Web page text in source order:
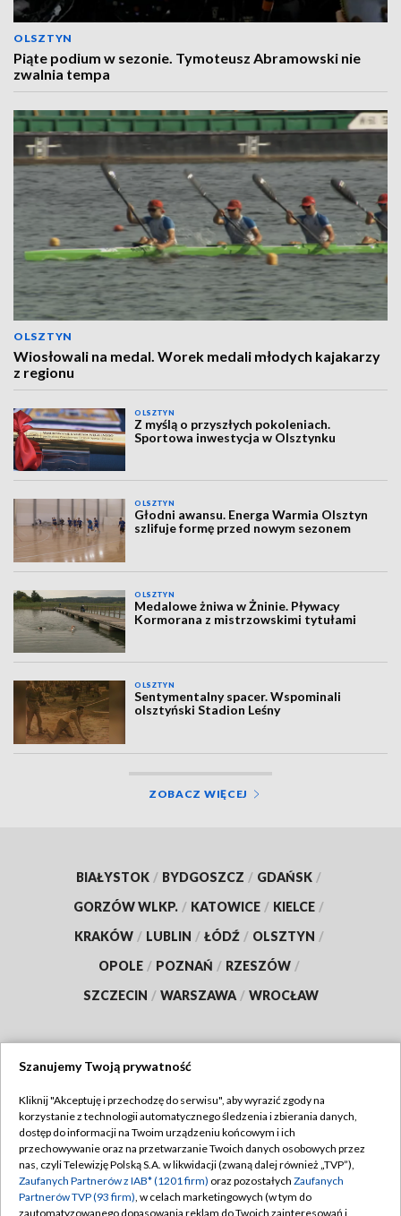
OLSZTYN
Piąte podium w sezonie. Tymoteusz Abramowski nie
zwalnia tempa
OLSZTYN
Wiosłowali na medal. Worek medali młodych kajakarzy
z regionu
OLSZTYN
Z myślą o przyszłych pokoleniach.
Sportowa inwestycja w Olsztynku
OLSZTYN
Głodni awansu. Energa Warmia Olsztyn
szlifuje formę przed nowym sezonem
OLSZTYN
Medalowe żniwa w Żninie. Pływacy
Kormorana z mistrzowskimi tytułami
OLSZTYN
Sentymentalny spacer. Wspominali
olsztyński Stadion Leśny
ZOBACZ WIĘCEJ
BIAŁYSTOK / BYDGOSZCZ / GDAŃSK /
GORZÓW WLKP. / KATOWICE / KIELCE /
KRAKÓW / LUBLIN / ŁÓDŹ / OLSZTYN /
OPOLE / POZNAŃ / RZESZÓW /
SZCZECIN / WARSZAWA / WROCŁAW
TVP
Abonament TVP
Emisja w TVP
Centrum informacji TVP
Regulamin TVP
Polityka prywatności
Moje zgody
Szanujemy Twoją prywatność
Kliknij "Akceptuję i przechodzę do serwisu", aby wyrazić zgody na
korzystanie z technologii automatycznego śledzenia i zbierania danych,
dostęp do informacji na Twoim urządzeniu końcowym i ich
przechowywanie oraz na przetwarzanie Twoich danych osobowych przez
nas, czyli Telewizję Polską S.A. w likwidacji (zwaną dalej również „TVP”),
Zaufanych Partnerów z IAB* (1201 firm) oraz pozostałych Zaufanych
Partnerów TVP (93 firm), w celach marketingowych (w tym do
zautomatyzowanego dopasowania reklam do Twoich zainteresowań i